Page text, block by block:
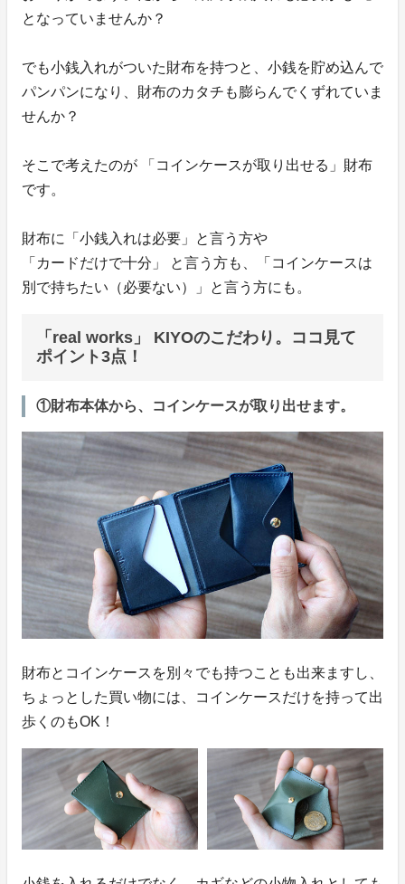
となっていませんか？
でも小銭入れがついた財布を持つと、小銭を貯め込んで
パンパンになり、財布のカタチも膨らんでくずれていま
せんか？
そこで考えたのが 「コインケースが取り出せる」財布
です。
財布に「小銭入れは必要」と言う方や
「カードだけで十分」 と言う方も、「コインケースは
別で持ちたい（必要ない）」と言う方にも。
「real works」 KIYOのこだわり。ココ見て
ポイント3点！
①財布本体から、コインケースが取り出せます。
財布とコインケースを別々でも持つことも出来ますし、
ちょっとした買い物には、コインケースだけを持って出
歩くのもOK！